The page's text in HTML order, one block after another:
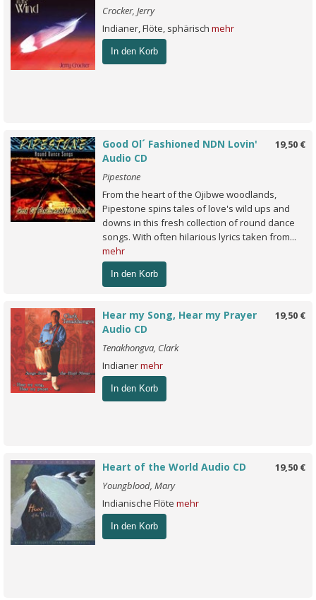
Crocker, Jerry
Indianer, Flöte, sphärisch mehr
In den Korb
19,50 €
Good Ol´ Fashioned NDN Lovin'
Audio CD
Pipestone
From the heart of the Ojibwe woodlands,
Pipestone spins tales of love's wild ups and
downs in this fresh collection of round dance
songs. With often hilarious lyrics taken from...
mehr
In den Korb
19,50 €
Hear my Song, Hear my Prayer
Audio CD
Tenakhongva, Clark
Indianermehr
In den Korb
19,50 €
Heart of the World Audio CD
Youngblood, Mary
Indianische Flöte mehr
In den Korb